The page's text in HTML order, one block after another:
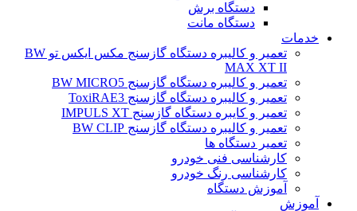
دستگاه برش
دستگاه مانت
خدمات
تعمیر و کالیبره دستگاه گازسنج مکس ایکس تو BW
MAX XT II
تعمیر و کالیبره دستگاه گازسنج BW MICRO5
تعمیر و کالیبره دستگاه گازسنج ToxiRAE3
تعمیر و کایبره دستگاه گازسنج IMPULS XT
تعمیر و کالیبره دستگاه گازسنج BW CLIP
تعمیر دستگاه ها
کارشناسی فنی خودرو
کارشناسی رنگ خودرو
آموزش دستگاه
آموزش